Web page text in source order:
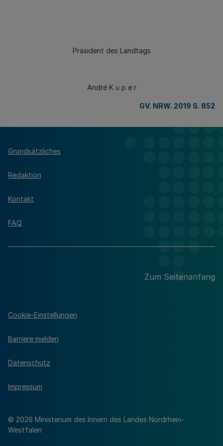
Präsident des Landtags
André K u p e r
GV. NRW. 2019 S. 852
Grundsätzliches
Redaktion
Kontakt
FAQ
Zum Seitenanfang
© 2026 Ministerium des Innern des Landes Nordrhein-
Westfalen
Cookie-Einstellungen
Barriere melden
Datenschutz
Impressum